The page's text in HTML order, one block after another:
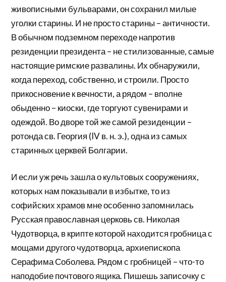
живописными бульварами, он сохранил милые
уголки старины. И не просто старины – античности.
В обычном подземном переходе напротив
резиденции президента – не стилизованные, самые
настоящие римские развалины. Их обнаружили,
когда переход, собственно, и строили. Просто
прикосновение к вечности, а рядом – вполне
обыденно – киоски, где торгуют сувенирами и
одеждой. Во дворе той же самой резиденции –
ротонда св. Георгия (IV в. н. э.), одна из самых
старинных церквей Болгарии.
И если уж речь зашла о культовых сооружениях,
которых нам показывали в избытке, то из
софийских храмов мне особенно запомнилась
Русская православная церковь св. Николая
Чудотворца, в крипте которой находится гробница с
мощами другого чудотворца, архиепископа
Серафима Соболева. Рядом с гробницей – что-то
наподобие почтового ящика. Пишешь записочку с